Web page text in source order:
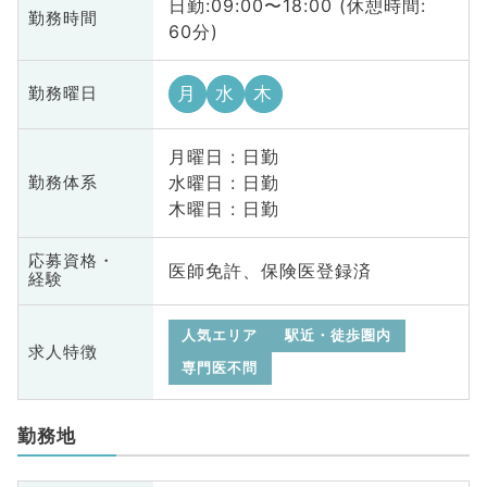
勤務時間
日勤:09:00〜18:00 (休憩時間:
60分)
勤務曜日 月 水 木
勤務体系
月曜日 : 日勤
水曜日 : 日勤
木曜日 : 日勤
応募資格・
経験
医師免許、保険医登録済
求人特徴
人気エリア
駅近・徒歩圏内
専門医不問
勤務地